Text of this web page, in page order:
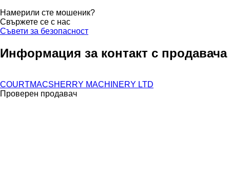
Намерили сте мошеник?
Свържете се с нас
Съвети за безопасност
Информация за контакт с продавача
COURTMACSHERRY MACHINERY LTD
Проверен продавач